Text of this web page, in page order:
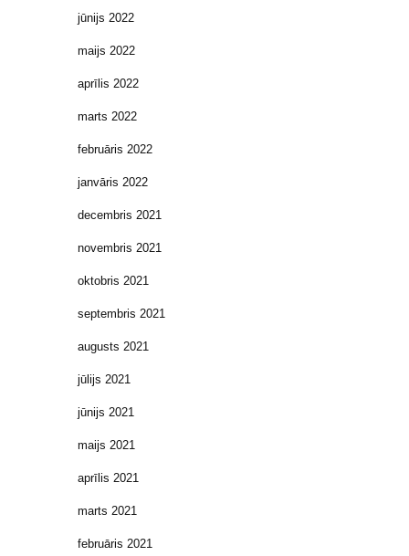
jūnijs 2022
maijs 2022
aprīlis 2022
marts 2022
februāris 2022
janvāris 2022
decembris 2021
novembris 2021
oktobris 2021
septembris 2021
augusts 2021
jūlijs 2021
jūnijs 2021
maijs 2021
aprīlis 2021
marts 2021
februāris 2021